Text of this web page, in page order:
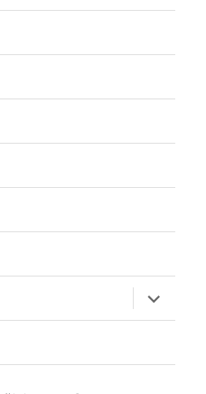
Zobrazit
položky